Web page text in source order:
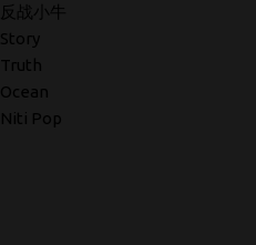
反战小牛
Story
Truth
Ocean
Niti Pop